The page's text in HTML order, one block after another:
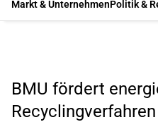
Markt & UnternehmenPolitik &
BMU fördert